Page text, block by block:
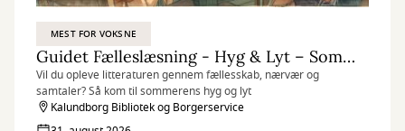
MEST FOR VOKSNE
Guidet Fælleslæsning - Hyg & Lyt – Sommer læsning
Vil du opleve litteraturen gennem fællesskab, nærvær og
samtaler? Så kom til sommerens hyg og lyt
Kalundborg Bibliotek og Borgerservice